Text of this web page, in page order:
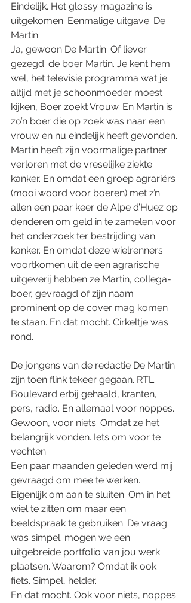
Eindelijk. Het glossy magazine is
uitgekomen. Eenmalige uitgave. De
Martin.
Ja, gewoon De Martin. Of liever
gezegd: de boer Martin. Je kent hem
wel, het televisie programma wat je
altijd met je schoonmoeder moest
kijken, Boer zoekt Vrouw. En Martin is
zo’n boer die op zoek was naar een
vrouw en nu eindelijk heeft gevonden.
Martin heeft zijn voormalige partner
verloren met de vreselijke ziekte
kanker. En omdat een groep agrariërs
(mooi woord voor boeren) met z’n
allen een paar keer de Alpe d’Huez op
denderen om geld in te zamelen voor
het onderzoek ter bestrijding van
kanker. En omdat deze wielrenners
voortkomen uit de een agrarische
uitgeverij hebben ze Martin, collega-
boer, gevraagd of zijn naam
prominent op de cover mag komen
te staan. En dat mocht. Cirkeltje was
rond.
De jongens van de redactie De Martin
zijn toen flink tekeer gegaan. RTL
Boulevard erbij gehaald, kranten,
pers, radio. En allemaal voor noppes.
Gewoon, voor niets. Omdat ze het
belangrijk vonden. Iets om voor te
vechten.
Een paar maanden geleden werd mij
gevraagd om mee te werken.
Eigenlijk om aan te sluiten. Om in het
wiel te zitten om maar een
beeldspraak te gebruiken. De vraag
was simpel: mogen we een
uitgebreide portfolio van jou werk
plaatsen. Waarom? Omdat ik ook
fiets. Simpel, helder.
En dat mocht. Ook voor niets, noppes.